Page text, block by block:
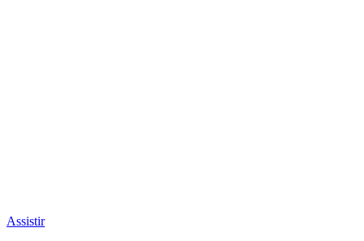
Assistir